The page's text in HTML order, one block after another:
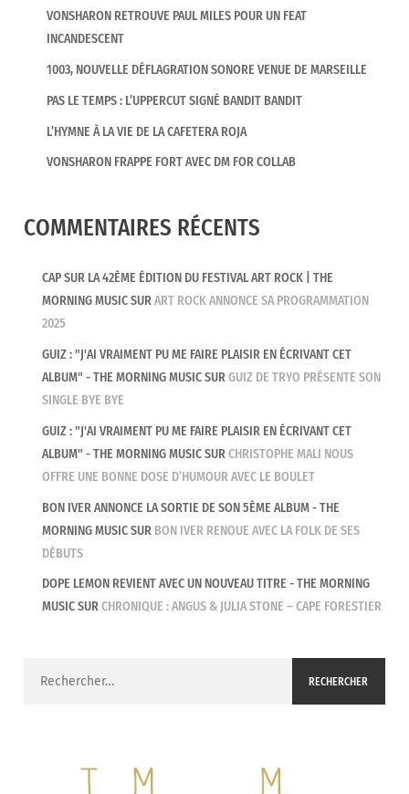
Quand je la regarde, j’ai l’impression de voir une
horloge avec une grande aiguille et une petite
aiguille. C’est mon interprétation complètement
barrée (rires).
disque très personnel et plein de poésie ?
Christophe Mali : J’ai commencé cet album avec
l’optique d’écrire sur des thèmes que je n’abordais
pas, ou peu, avec Tryö. Je voulais quelque chose de
plus intime, je voulais oser parler de moi-même,
de ma famille. Je pense qu’à un moment donné, le
personnel et l’intime peuvent avoir une portée
universelle et c’est ça qui m’intéressait. J’avais
donc des textes qui n’attendaient que des
mélodies. Je n’arrivais pas à en mettre parce que ça
me touchait trop. Je suis donc allé à la rencontre
de compositeurs et amis avec qui j’ai fais des
sessions et j’ai adoré ça. D’un mot ou d’un bout de
texte sont nées des chansons qu’on a construit à
quatre, à huit et même à douze mains pour la
nouvelles portes parce qu’après trente ans à
composer des chansons, j’avais l’impression de
tourner en rond et d’écrire toujours les mêmes
permit de me surprendre dans ma manière de
VONSHARON RETROUVE PAUL MILES POUR UN FEAT
INCANDESCENT
1003, NOUVELLE DÉFLAGRATION SONORE VENUE DE MARSEILLE
PAS LE TEMPS : L’UPPERCUT SIGNÉ BANDIT BANDIT
L’HYMNE À LA VIE DE LA CAFETERA ROJA
VONSHARON FRAPPE FORT AVEC DM FOR COLLAB
COMMENTAIRES RÉCENTS
CAP SUR LA 42ÈME ÉDITION DU FESTIVAL ART ROCK | THE
MORNING MUSICSURART ROCK ANNONCE SA PROGRAMMATION
2025
GUIZ : "J'AI VRAIMENT PU ME FAIRE PLAISIR EN ÉCRIVANT CET
ALBUM" - THE MORNING MUSICSURGUIZ DE TRYO PRÉSENTE SON
SINGLE BYE BYE
GUIZ : "J'AI VRAIMENT PU ME FAIRE PLAISIR EN ÉCRIVANT CET
ALBUM" - THE MORNING MUSICSURCHRISTOPHE MALI NOUS
OFFRE UNE BONNE DOSE D’HUMOUR AVEC LE BOULET
BON IVER ANNONCE LA SORTIE DE SON 5ÈME ALBUM - THE
MORNING MUSICSUR BON IVER RENOUE AVEC LA FOLK DE SES
DÉBUTS
DOPE LEMON REVIENT AVEC UN NOUVEAU TITRE - THE MORNING
MUSICSURCHRONIQUE : ANGUS & JULIA STONE – CAPE FORESTIER